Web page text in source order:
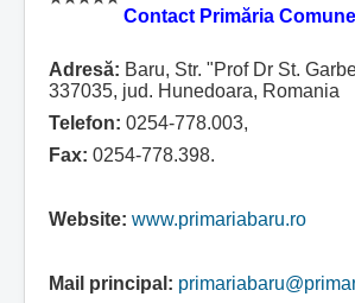
Contact Primăria
Adresă: Baru, Str. "Prof Dr St.
337035, jud. Hunedoara, Romania
Telefon: 0254-778.003,
Fax: 0254-778.398.
Website: www.primariabaru.ro
Mail principal: